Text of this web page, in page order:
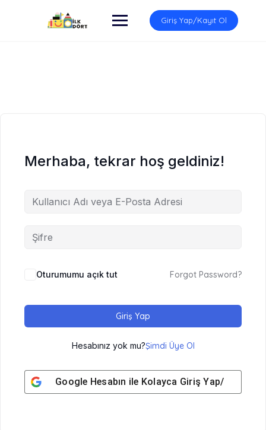
Giriş Yap/Kayıt Ol
Merhaba, tekrar hoş geldiniz!
Oturumumu açık tut Forgot Password?
Giriş Yap
Hesabınız yok mu?Şimdi Üye Ol
Google Hesabın ile Kolayca Giriş Yap/ Üye Ol